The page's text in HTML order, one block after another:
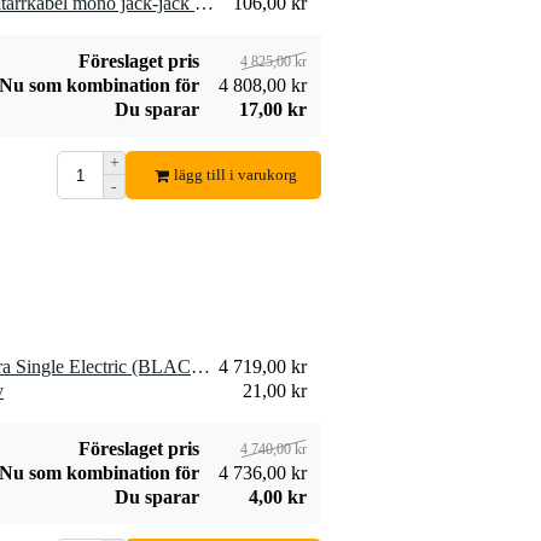
Föreslaget pris 4 825,00 kr
Nu som kombination för
4 808,00 kr
Du sparar
17,00 kr
+
-
lägg till i varukorg
1 x Mono M80 Classic Ultra Single Electric (BLACK) mjukt fodral för elgitarr 4 719,00 kr
21,00 kr
Föreslaget pris 4 740,00 kr
Nu som kombination för
4 736,00 kr
Du sparar
4,00 kr